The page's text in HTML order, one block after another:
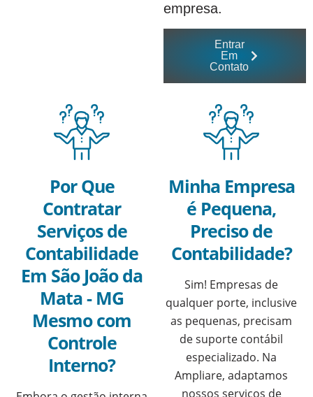
empresa.
Entrar
Em
Contato
Por Que
Contratar
Serviços de
Contabilidade
Em São João da
Mata - MG
Mesmo com
Controle
Interno?
Minha Empresa
é Pequena,
Preciso de
Contabilidade?
Sim! Empresas de
qualquer porte, inclusive
as pequenas, precisam
de suporte contábil
especializado. Na
Ampliare, adaptamos
nossos serviços de